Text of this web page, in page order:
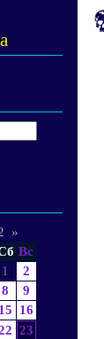
»
Вс
1
2
8
9
15
16
23